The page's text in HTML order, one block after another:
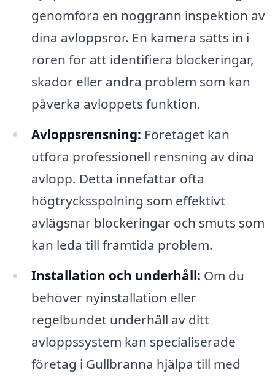
genomföra en noggrann inspektion av
dina avloppsrör. En kamera sätts in i
rören för att identifiera blockeringar,
skador eller andra problem som kan
påverka avloppets funktion.
Avloppsrensning: Företaget kan
utföra professionell rensning av dina
avlopp. Detta innefattar ofta
högtrycksspolning som effektivt
avlägsnar blockeringar och smuts som
kan leda till framtida problem.
Installation och underhåll: Om du
behöver nyinstallation eller
regelbundet underhåll av ditt
avloppssystem kan specialiserade
företag i Gullbranna hjälpa till med